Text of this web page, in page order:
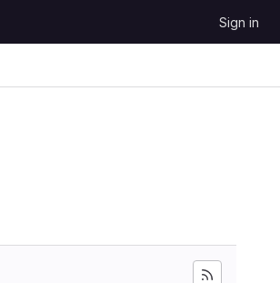
Sign in